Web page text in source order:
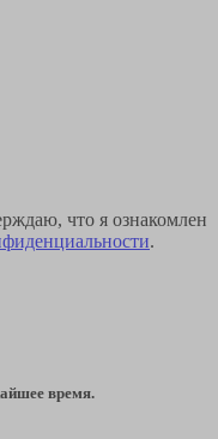
что я ознакомлен
.
время.